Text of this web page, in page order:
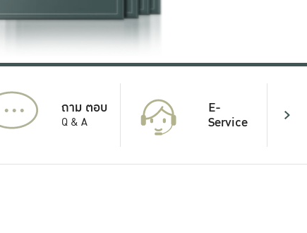
... ถาม ตอบ
Q & A
E-
Service